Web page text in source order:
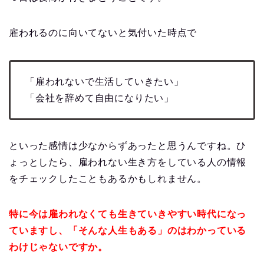
雇われるのに向いてないと気付いた時点で
「雇われないで生活していきたい」
「会社を辞めて自由になりたい」
といった感情は少なからずあったと思うんですね。ひ
ょっとしたら、雇われない生き方をしている人の情報
をチェックしたこともあるかもしれません。
特に今は雇われなくても生きていきやすい時代になっ
ていますし、「そんな人生もある」のはわかっている
わけじゃないですか。